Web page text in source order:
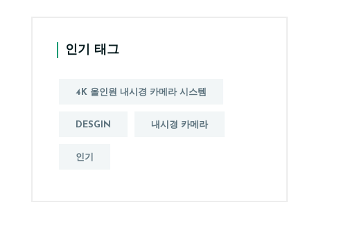
인기 태그
4K 올인원 내시경 카메라 시스템
DESGIN 내시경 카메라
인기